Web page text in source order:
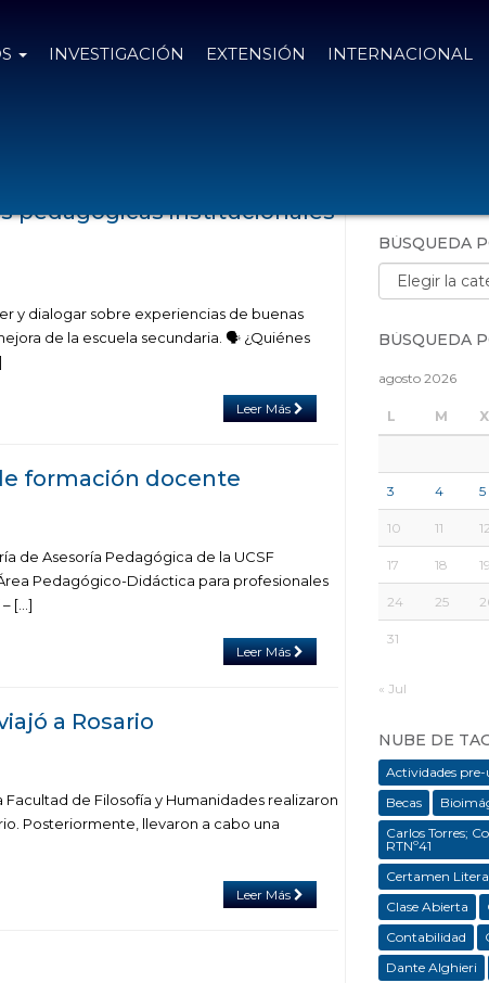
INVESTIGACIÓN EXTENSIÓN INTERNACIONAL
pedagógicas institucionales
y dialogar sobre experiencias de buenas
de la escuela secundaria. 🗣 ¿Quiénes
Leer Más
formación docente
de Asesoría Pedagógica de la UCSF
Pedagógico-Didáctica para profesionales
[…]
Leer Más
a Rosario
de Filosofía y Humanidades realizaron
Posteriormente, llevaron a cabo una
Leer Más
BÚSQUEDA
Búsqueda por
BÚSQUEDA
agosto 2026
L M X
3 4 5
10 11 12
17 18 19
24 25
31
« Jul
NUBE DE
Actividades
Becas
Carlos Torres;
RTNº41
Certamen
Clase Abierta
Contabilidad
Dante Alghieri